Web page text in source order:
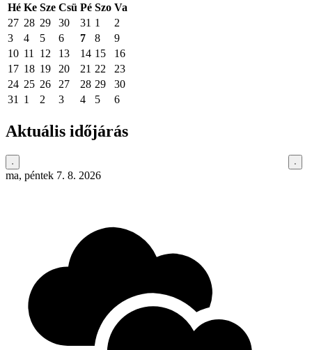
Hé Ke Sze Csü Pé Szo Va
27 28 29 30 31 1
2
3
4 5 6 7 8
9
10 11 12 13 14 15
16
17 18 19 20 21 22
23
24 25 26 27 28 29
30
31
1 2 3 4 5 6
Aktuális időjárás
ma, péntek 7. 8. 2026